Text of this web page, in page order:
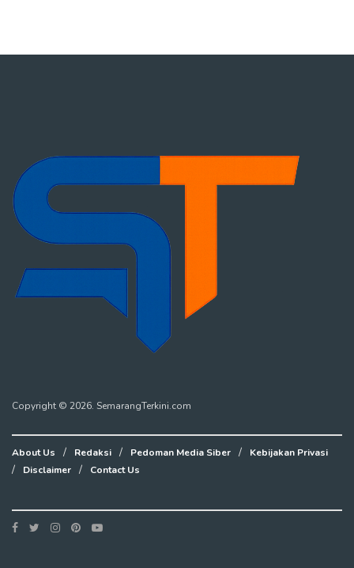
Copyright © 2026. SemarangTerkini.com
About Us Redaksi Pedoman Media Siber
Kebijakan Privasi
Disclaimer
Contact Us